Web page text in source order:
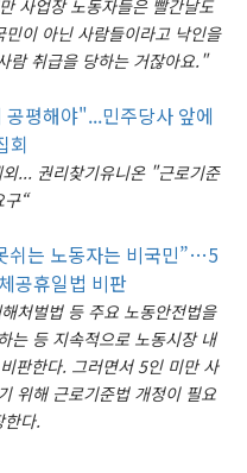
사업장 노동자들은 빨간날도
이 아닌 사람들이라고 낙인을
람 취급을 당하는 거잖아요."
평해야"...민주당사 앞에
회
... 권리찾기유니온 "근로기준
구“
쉬는 노동자는 비국민”…5
공휴일법 비판
처벌법 등 주요 노동안전법을
는 등 지속적으로 노동시장 내
판한다. 그러면서 5인 미만 사
위해 근로기준법 개정이 필요
한다.